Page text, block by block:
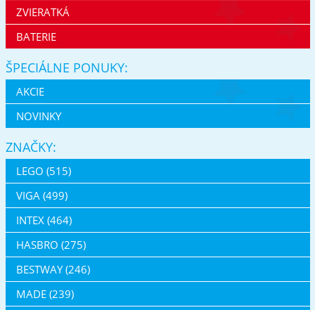
ZVIERATKÁ
BATERIE
ŠPECIÁLNE PONUKY:
AKCIE
NOVINKY
ZNAČKY:
LEGO (515)
VIGA (499)
INTEX (464)
HASBRO (275)
BESTWAY (246)
MADE (239)